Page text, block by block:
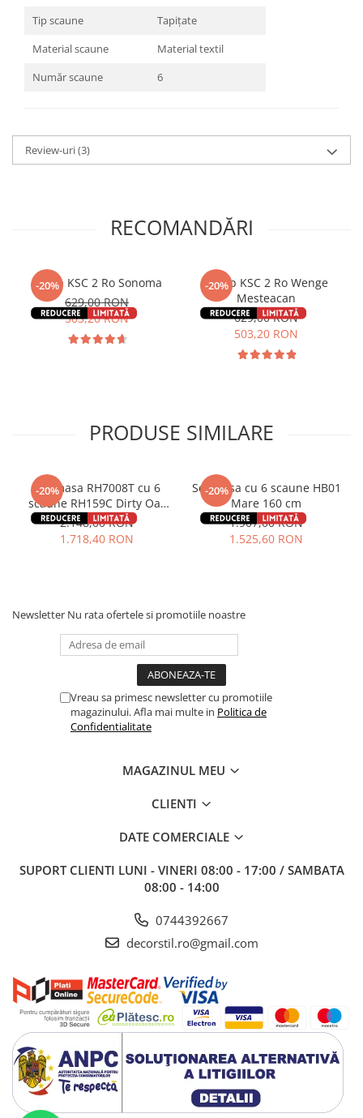
Tip scaune
Tapițate
Material scaune
Material textil
Număr scaune
6
Review-uri(3)
RECOMANDĂRI
-20%
Dulap KSC 2 Ro Sonoma
629,00 RON
503,20 RON
-20%
Dulap KSC 2 Ro Wenge
Mesteacan
629,00 RON
503,20 RON
PRODUSE SIMILARE
-20%
Set masa RH7008T cu 6
scaune RH159C Dirty Oak
150x90x76 cm
2.148,00 RON
1.718,40 RON
-20%
Set masa cu 6 scaune HB01
Mare 160 cm
1.907,00 RON
1.525,60 RON
Newsletter Nu rata ofertele si promotiile noastre
Vreau sa primesc newsletter cu promotiile
magazinului. Afla mai multe in Politica de
Confidentialitate
MAGAZINUL MEU
CLIENTI
DATE COMERCIALE
SUPORT CLIENTI LUNI - VINERI 08:00 - 17:00 / SAMBATA
08:00 - 14:00
0744392667
decorstil.ro@gmail.com